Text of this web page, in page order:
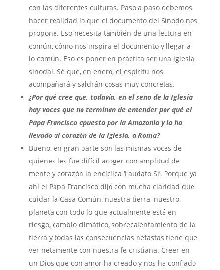
con las diferentes culturas. Paso a paso debemos
hacer realidad lo que el documento del Sínodo nos
propone. Eso necesita también de una lectura en
común, cómo nos inspira el documento y llegar a
lo común. Eso es poner en práctica ser una iglesia
sinodal. Sé que, en enero, el espíritu nos
acompañará y saldrán cosas muy concretas.
¿Por qué cree que, todavía, en el seno de la Iglesia
hay voces que no terminan de entender por qué el
Papa Francisco apuesta por la Amazonía y la ha
llevado al corazón de la Iglesia, a Roma?
Bueno, en gran parte son las mismas voces de
quienes les fue difícil acoger con amplitud de
mente y corazón la encíclica ‘Laudato Sì’. Porque ya
ahí el Papa Francisco dijo con mucha claridad que
cuidar la Casa Común, nuestra tierra, nuestro
planeta con todo lo que actualmente está en
riesgo, cambio climático, sobrecalentamiento de la
tierra y todas las consecuencias nefastas tiene que
ver netamente con nuestra fe cristiana. Creer en
un Dios que con amor ha creado y nos ha confiado